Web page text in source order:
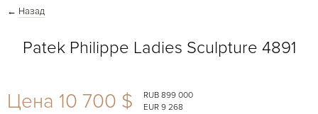
27-44
← Назад
Patek Philippe Ladies Sculpture 4891
Цена 10 700 $
RUB 899 000
EUR 9 268